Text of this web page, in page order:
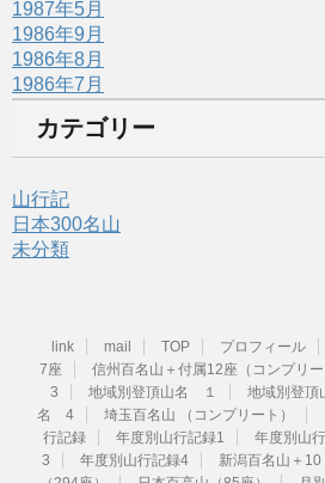
1987年5月
1986年9月
1986年8月
1986年7月
カテゴリー
山行記
日本300名山
未分類
link mail TOP プロフィール
7座
信州百名山＋付属12座（コンプリー
3
地域別登頂山名 １ 地域別登
名 4
埼玉百名山 （コンプリート）
行記録
年度別山行記録1 年度別山
3
年度別山行記録4 新潟百名山＋10